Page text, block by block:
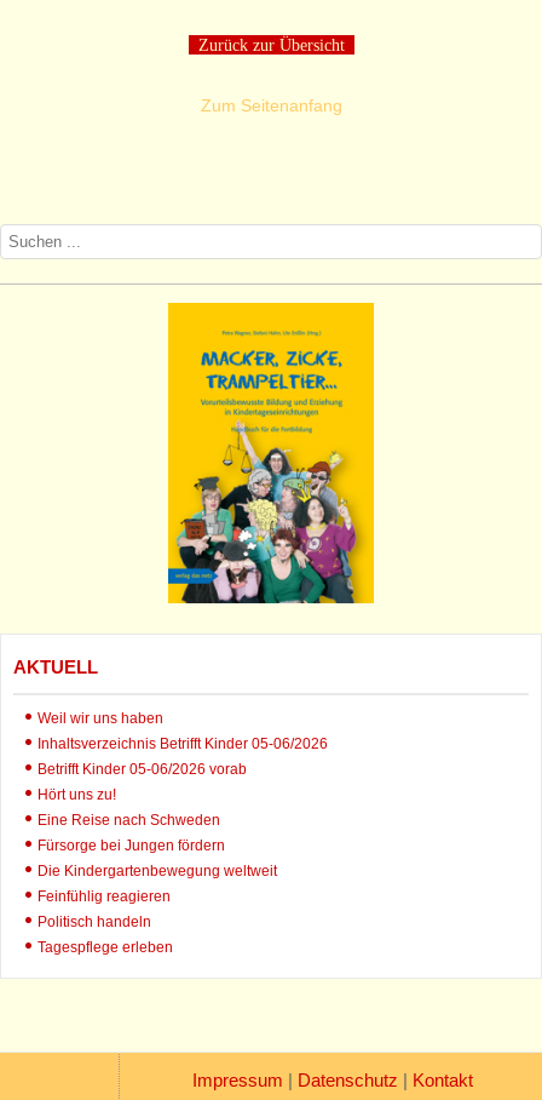
Zurück zur Übersicht
Zum Seitenanfang
AKTUELL
Weil wir uns haben
Inhaltsverzeichnis Betrifft Kinder 05-06/2026
Betrifft Kinder 05-06/2026 vorab
Hört uns zu!
Eine Reise nach Schweden
Fürsorge bei Jungen fördern
Die Kindergartenbewegung weltweit
Feinfühlig reagieren
Politisch handeln
Tagespflege erleben
Impressum | Datenschutz | Kontakt